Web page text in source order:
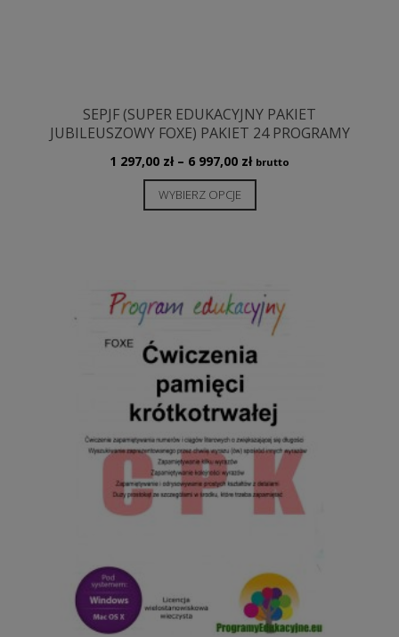
SEPJF (SUPER EDUKACYJNY PAKIET
JUBILEUSZOWY FOXE) PAKIET 24 PROGRAMY
1 297,00 zł – 6 997,00 złZakres
cen:
1
997,00 zł
brutto
WYBIERZ OPCJE
produkt
Opcje
można
wybrać
na
produktu